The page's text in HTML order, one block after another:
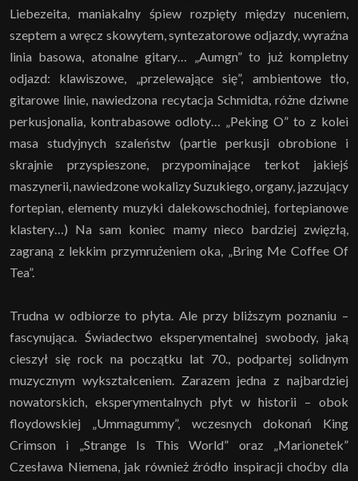
Liebezeita, maniakalny śpiew rozpięty między nuceniem,
szeptem a wręcz skowytem, syntezatorowe odjazdy, wyraźna
linia basowa, atonalne gitary… „Aumgn” to już kompletny
odjazd: klawiszowe, „przelewające się”, ambientowe tło,
gitarowe linie, nawiedzona recytacja Schmidta, różne dziwne
perkusjonalia, kontrabasowe odloty… „Peking O” to z kolei
masa studyjnych szaleństw (partie perkusji obrobione i
skrajnie przyspieszone, przypominające terkot jakiejś
maszynerii, nawiedzone wokalizy Suzukiego, organy, jazzujący
fortepian, elementy muzyki dalekowschodniej, fortepianowe
klastery…) Na sam koniec mamy nieco bardziej zwięzłą,
zagraną z lekkim przymrużeniem oka, „Bring Me Coffee Of
Tea”.
Trudna w odbiorze to płyta. Ale przy bliższym poznaniu –
fascynująca. Świadectwo eksperymentalnej swobody, jaką
cieszył się rock na początku lat 70., podpartej solidnym
muzycznym wykształceniem. Zarazem jedna z najbardziej
nowatorskich, eksperymentalnych płyt w historii – obok
floydowskiej „Ummagummy”, wczesnych dokonań King
Crimson i „Strange Is This World” oraz „Marionetek”
Czesława Niemena, jak również źródło inspiracji choćby dla